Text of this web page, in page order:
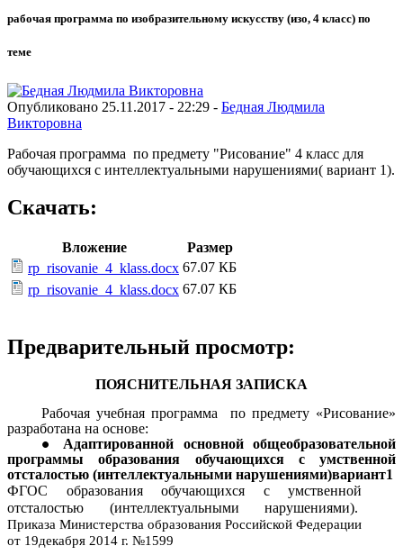
рабочая программа по изобразительному искусству (изо, 4 класс) по
теме
Опубликовано 25.11.2017 - 22:29 - Бедная Людмила
Викторовна
Рабочая программа по предмету "Рисование" 4 класс для
обучающихся с интеллектуальными нарушениями( вариант 1).
Скачать:
Вложение
Размер
rp_risovanie_4_klass.docx 67.07 КБ
rp_risovanie_4_klass.docx 67.07 КБ
Предварительный просмотр:
ПОЯСНИТЕЛЬНАЯ ЗАПИСКА
Рабочая учебная программа по предмету «Рисование»
разработана на основе:
Адаптированной основной общеобразовательной
программы образования обучающихся с умственной
отсталостью (интеллектуальными нарушениями)вариант1
ФГОС образования обучающихся с умственной
отсталостью (интеллектуальными нарушениями).
Приказа Министерства образования Российской Федерации
от 19декабря 2014 г. №1599